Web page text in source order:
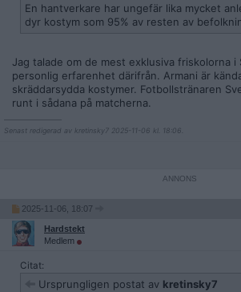
En hantverkare har ungefär lika mycket
dyr kostym som 95% av resten av
Jag talade om de mest exklusiva friskolorna i
personlig erfarenhet därifrån. Armani är
skräddarsydda kostymer. Fotbollstränaren
runt i sådana på matcherna.
Senast redigerad av kretinsky7 2025-11-06 kl. 18:06.
2025-11-06, 18:07
Hardstekt
Medlem
Citat:
Ursprungligen postat av kretinsky7